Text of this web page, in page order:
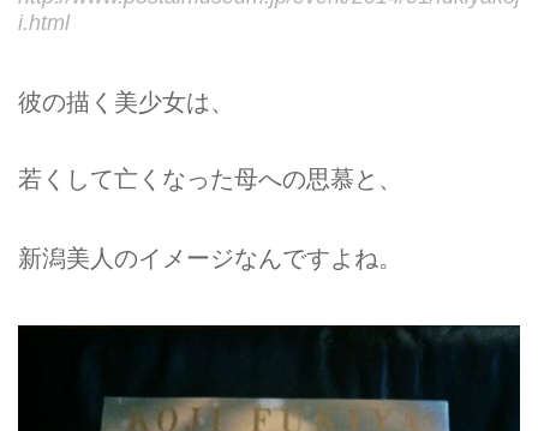
i.html
彼の描く美少女は、
若くして亡くなった母への思慕と、
新潟美人のイメージなんですよね。